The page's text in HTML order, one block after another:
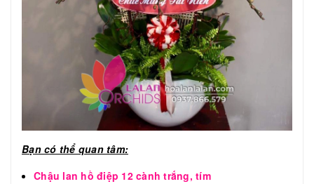
Bạn có thể quan tâm:
Chậu lan hồ điệp 12 cành trắng, tím